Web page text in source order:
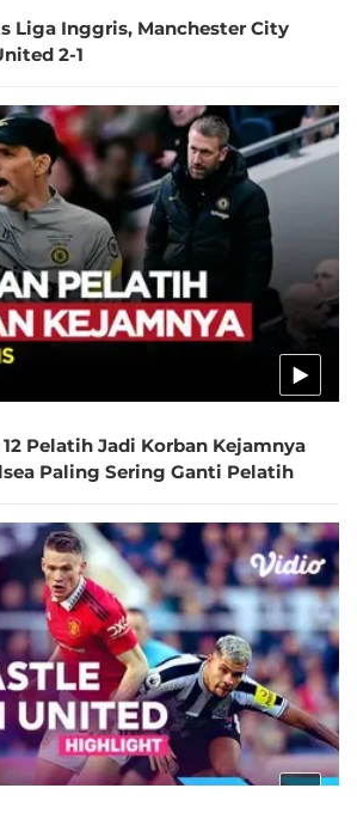
Liga Inggris, Manchester City
2-1
12 Pelatih Jadi Korban Kejamnya
Paling Sering Ganti Pelatih